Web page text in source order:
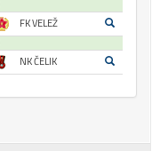
FK VELEŽ
NK ČELIK